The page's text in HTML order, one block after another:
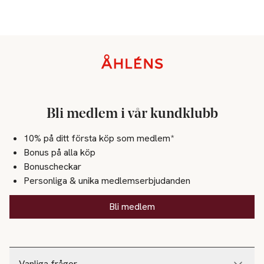
Bli medlem i vår kundklubb
10% på ditt första köp som medlem*
Bonus på alla köp
Bonuscheckar
Personliga & unika medlemserbjudanden
Bli medlem